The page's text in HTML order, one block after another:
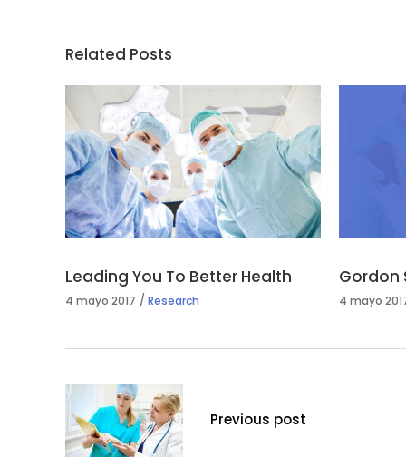
Related Posts
Leading You To Better Health
4 mayo 2017 Research
Gordon
4 mayo
Previous post